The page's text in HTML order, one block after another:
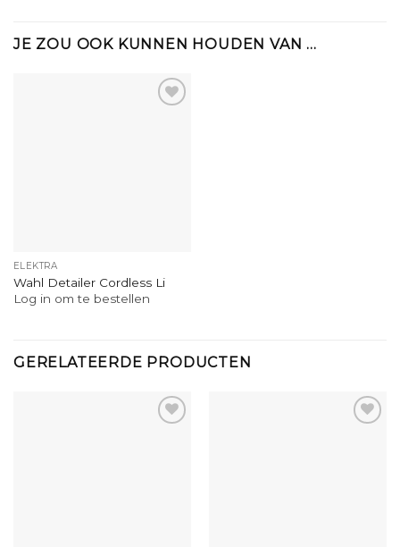
JE ZOU OOK KUNNEN HOUDEN VAN …
ELEKTRA
Wahl Detailer Cordless Li
Log in om te bestellen
GERELATEERDE PRODUCTEN